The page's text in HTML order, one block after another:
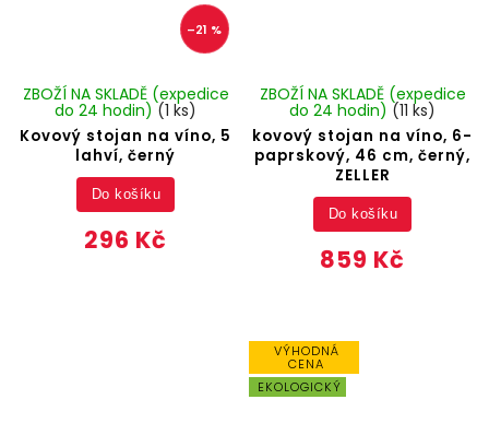
–21 %
Kovový stojan na víno, 5
lahví, černý
ZBOŽÍ NA SKLADĚ (expedice
do 24 hodin) (1 ks)
296 Kč
Do košíku
kovový stojan na víno, 6-
paprskový, 46 cm, černý,
ZELLER
ZBOŽÍ NA SKLADĚ (expedice
do 24 hodin) (11 ks)
859 Kč
Do košíku
VÝHODNÁ
CENA
EKOLOGICKÝ